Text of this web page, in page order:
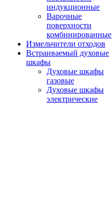
индукционные
Варочные
поверхности
комбинированные
Измельчители отходов
Встраиваемый духовые
шкафы
Духовые шкафы
газовые
Духовые шкафы
электрические